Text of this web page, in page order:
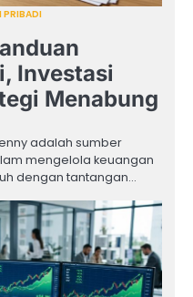
PRIBADI
Investasi
Menabung
adalah sumber
mengelola keuangan
dengan tantangan…